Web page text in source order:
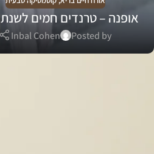
אופנה – טרנדים חמים לשנת 2024
Posted by
Inbal Cohen